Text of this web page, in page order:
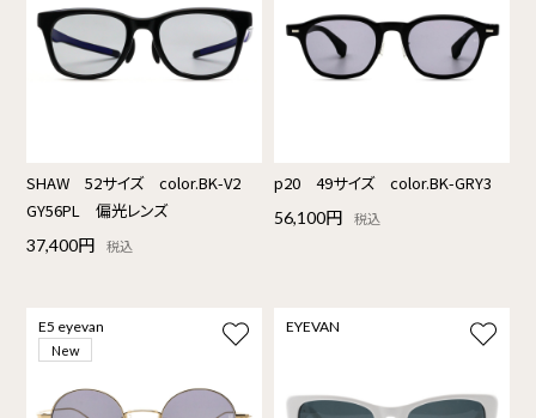
SHAW 52サイズ color.BK-V2
GY56PL 偏光レンズ
37,400円 税込
p20 49サイズ color.BK-GRY3
56,100円 税込
E5 eyevan
New
EYEVAN